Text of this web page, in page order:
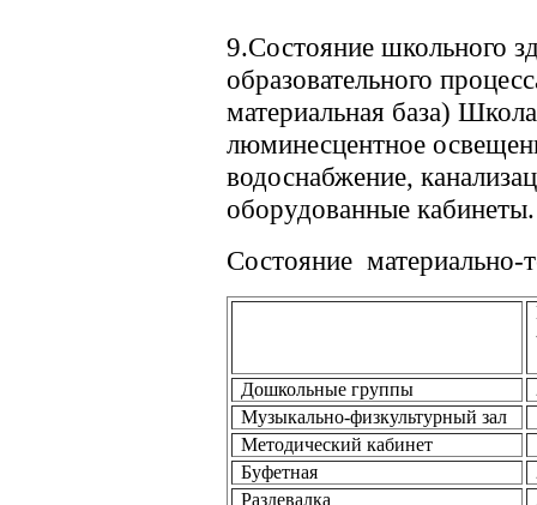
9.Состояние школьного
образовательного
материальная база)
люминесцентное
водоснабжение,
оборудованные кабинеты.
Состояние материально-
Дошкольные группы
Музыкально-физкультурный зал
Методический кабинет
Буфетная
Раздевалка